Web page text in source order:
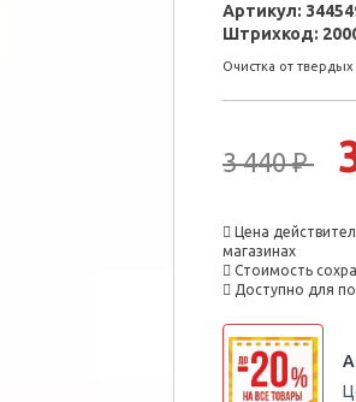
Артикул:
Штрихкод:
Очистка от
3 440 ₽
Цена
магазинах
Стоимость
Доступно для